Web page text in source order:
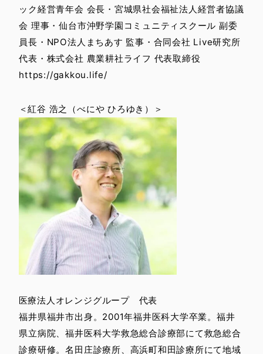
ック経営青年会 会長・宮城県社会福祉法人経営者協議
会 理事・仙台市沖野学園コミュニティスクール 副委
員長・NPO法人まちあす 監事・合同会社 Live研究所
代表・株式会社 農業耕社ライフ 代表取締役
https://gakkou.life/
＜紅谷 浩之（べにや ひろゆき）＞
医療法人オレンジグループ 代表
福井県福井市出身。2001年福井医科大学卒業。福井
県立病院、福井医科大学救急総合診療部にて救急総合
診療研修。名田庄診療所、高浜町和田診療所にて地域